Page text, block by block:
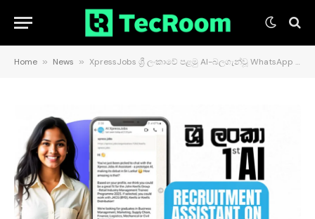
Home » News » XpressJobs ශ්‍රී ලංකාවේ පළමු AI-බලගැන්වූ WhatsApp බඳවා ගැනීමේ සහයකයා දියත් කරයි